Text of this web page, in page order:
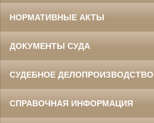
НОРМАТИВНЫЕ АКТЫ
ДОКУМЕНТЫ СУДА
СУДЕБНОЕ ДЕЛОПРОИЗВОДСТВО
СПРАВОЧНАЯ ИНФОРМАЦИЯ